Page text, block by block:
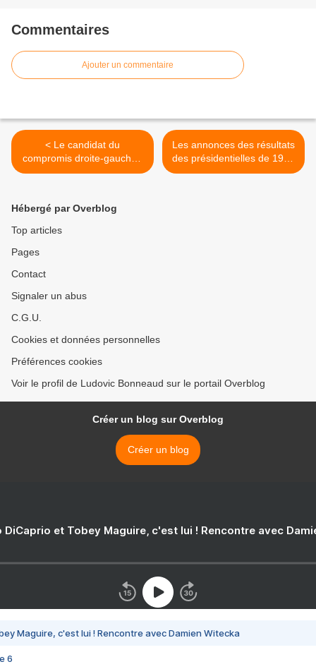
Commentaires
Ajouter un commentaire
< Le candidat du
compromis droite-gauche :
Jack Beauregard !
Les annonces des résultats
des présidentielles de 1974
à 2012 >
Hébergé par Overblog
Top articles
Pages
Contact
Signaler un abus
C.G.U.
Cookies et données personnelles
Préférences cookies
Voir le profil de Ludovic Bonneaud sur le portail Overblog
Créer un blog sur Overblog
Créer un blog
DiCaprio et Tobey Maguire, c'est lui ! Rencontre avec
Maguire, c'est lui ! Rencontre avec Damien Witecka
6